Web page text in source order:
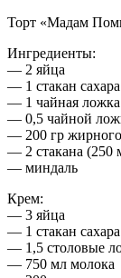
Торт «Мадам
Ингредиенты:
— 2 яйца
— 1 стакан сахара
— 1 чайная
— 0,5 чайной
— 200 гр жирного
— 2 стакана (250
— миндаль
Крем:
— 3 яйца
— 1 стакан сахара
— 1,5 столовые
— 750 мл молока